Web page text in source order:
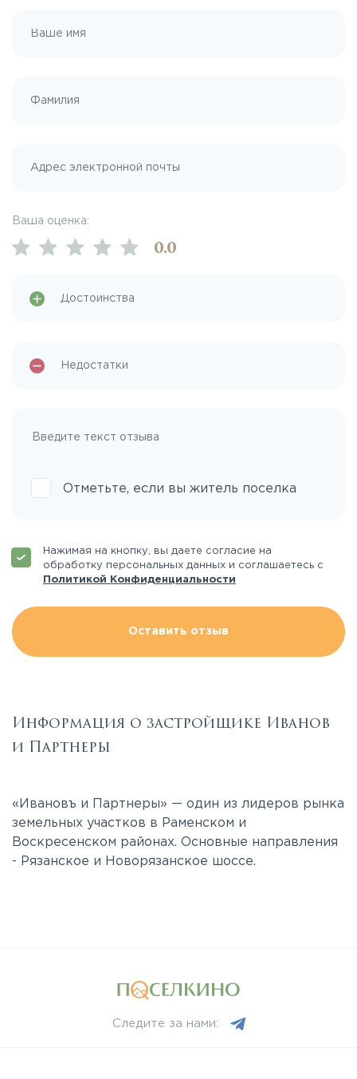
Ваша оценка:
0.0
Отметьте, если вы житель поселка
Нажимая на кнопку, вы даете согласие на
обработку персональных данных и соглашаетесь с
Политикой Конфиденциальности
Оставить отзыв
Информация о застройщике Иванов
и Партнеры
«Ивановъ и Партнеры» — один из лидеров рынка
земельных участков в Раменском и
Воскресенском районах. Основные направления
- Рязанское и Новорязанское шоссе.
Следите за нами: